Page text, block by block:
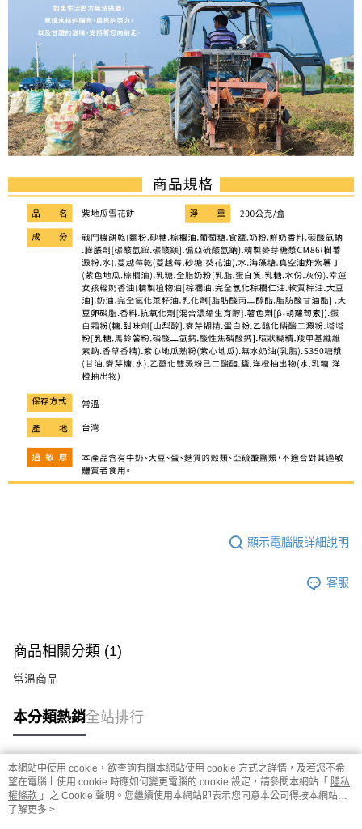
顯示電腦版詳細說明
客服
商品相關分類 (1)
常溫商品
本分類熱銷全站排行
熱門標籤
本網站中使用 cookie，欲查詢有關本網站使用 cookie 方式之詳情，及若您不希
望在電腦上使用 cookie 時應如何變更電腦的 cookie 設定，請參閱本網站「 隱私
權條款 」之 Cookie 聲明。您繼續使用本網站即表示您同意本公司得按本網站使
用條款之 Cookie 聲明使用 cookie。
了解更多 >